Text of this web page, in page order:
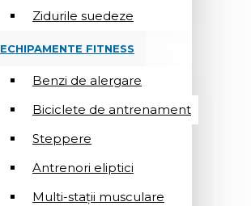
Zidurile suedeze
ECHIPAMENTE FITNESS
Benzi de alergare
Biciclete de antrenament
Steppere
Antrenori eliptici
Multi-stații musculare